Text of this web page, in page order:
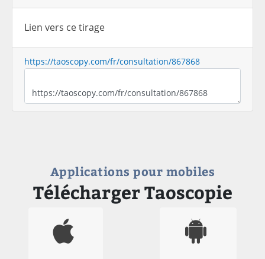
Lien vers ce tirage
https://taoscopy.com/fr/consultation/867868
Applications pour mobiles
Télécharger Taoscopie